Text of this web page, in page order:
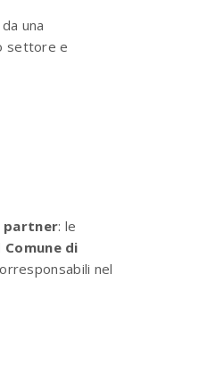
una
settore e
partner: le
Comune di
nel